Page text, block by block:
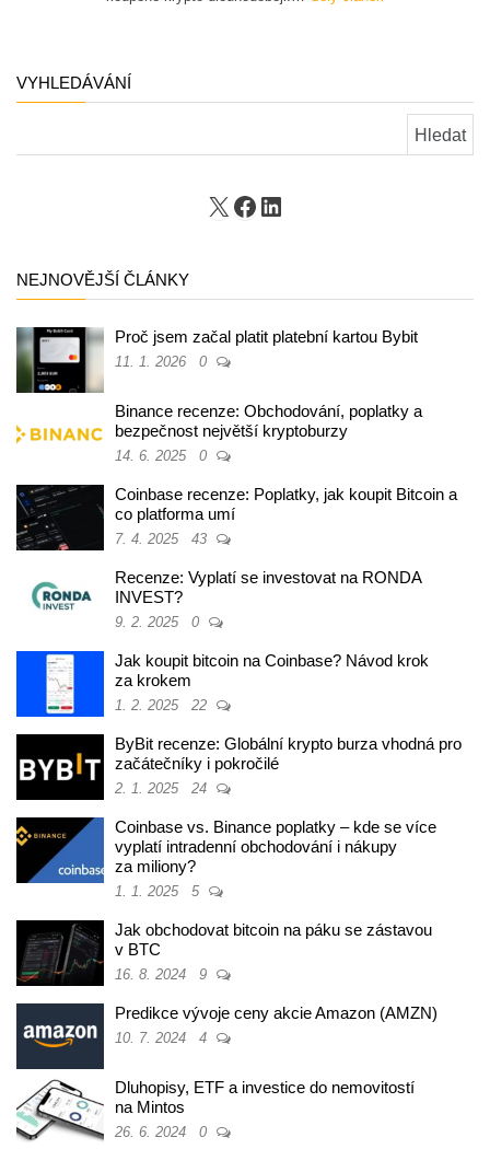
VYHLEDÁVÁNÍ
X Facebook
LinkedIn
NEJNOVĚJŠÍ ČLÁNKY
Proč jsem začal platit platební kartou Bybit
11. 1. 2026 0
Binance recenze: Obchodování, poplatky a
bezpečnost největší kryptoburzy
14. 6. 2025 0
Coinbase recenze: Poplatky, jak koupit Bitcoin a
co platforma umí
7. 4. 2025 43
Recenze: Vyplatí se investovat na RONDA
INVEST?
9. 2. 2025 0
Jak koupit bitcoin na Coinbase? Návod krok
za krokem
1. 2. 2025 22
ByBit recenze: Globální krypto burza vhodná pro
začátečníky i pokročilé
2. 1. 2025 24
Coinbase vs. Binance poplatky – kde se více
vyplatí intradenní obchodování i nákupy
za miliony?
1. 1. 2025 5
Jak obchodovat bitcoin na páku se zástavou
v BTC
16. 8. 2024 9
Predikce vývoje ceny akcie Amazon (AMZN)
10. 7. 2024 4
Dluhopisy, ETF a investice do nemovitostí
na Mintos
26. 6. 2024 0